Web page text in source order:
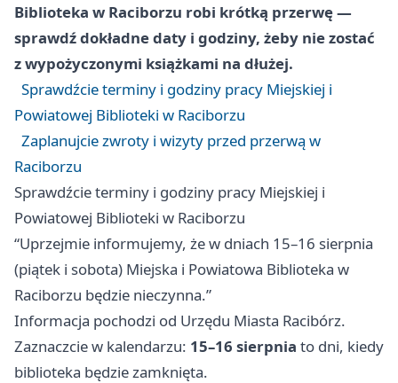
Biblioteka w Raciborzu robi krótką przerwę —
sprawdź dokładne daty i godziny, żeby nie zostać
z wypożyczonymi książkami na dłużej.
Sprawdźcie terminy i godziny pracy Miejskiej i
Powiatowej Biblioteki w Raciborzu
Zaplanujcie zwroty i wizyty przed przerwą w
Raciborzu
Sprawdźcie terminy i godziny pracy Miejskiej i
Powiatowej Biblioteki w Raciborzu
“Uprzejmie informujemy, że w dniach 15–16 sierpnia
(piątek i sobota) Miejska i Powiatowa Biblioteka w
Raciborzu będzie nieczynna.”
Informacja pochodzi od Urzędu Miasta Racibórz.
Zaznaczcie w kalendarzu: 15–16 sierpnia to dni, kiedy
biblioteka będzie zamknięta.